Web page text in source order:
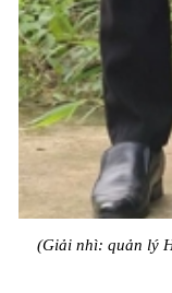
(Giải nhì: quản lý